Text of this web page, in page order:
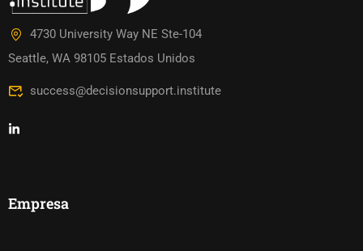
4730 University Way NE Ste-104
Seattle, WA 98105 Estados Unidos
success@decisionsupport.institute
Empresa